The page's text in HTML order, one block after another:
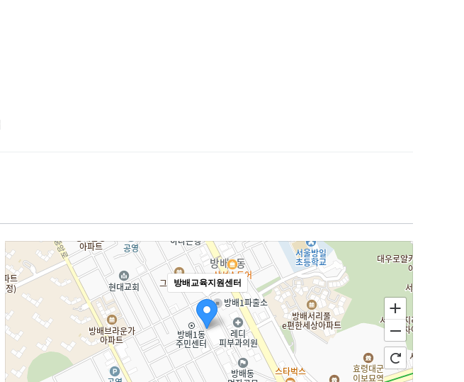
방배교육지원센터